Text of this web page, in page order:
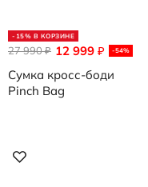
-15% В КОРЗИНЕ
12 999 ₽ -54%
27 990₽
Сумка кросс-боди
Pinch Bag